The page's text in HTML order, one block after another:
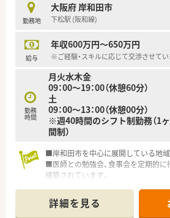
勤務地
大阪府 岸和田市
下松駅 (阪和線)
給与
年収600万円～650万円
※ご経験・スキルに応じて交渉させて
勤務
時間
月火水木金
09：00～19：00（休憩60分）
土
09：00～13：00（休憩00分）
※週40時間のシフト制勤務（1
間制）
■岸和田市を中心に展開している地域
■医師との勉強会、食事会を定期的に
構築されています。
だけます。
■独立開業支援も行っていらっしゃ
詳細を見る